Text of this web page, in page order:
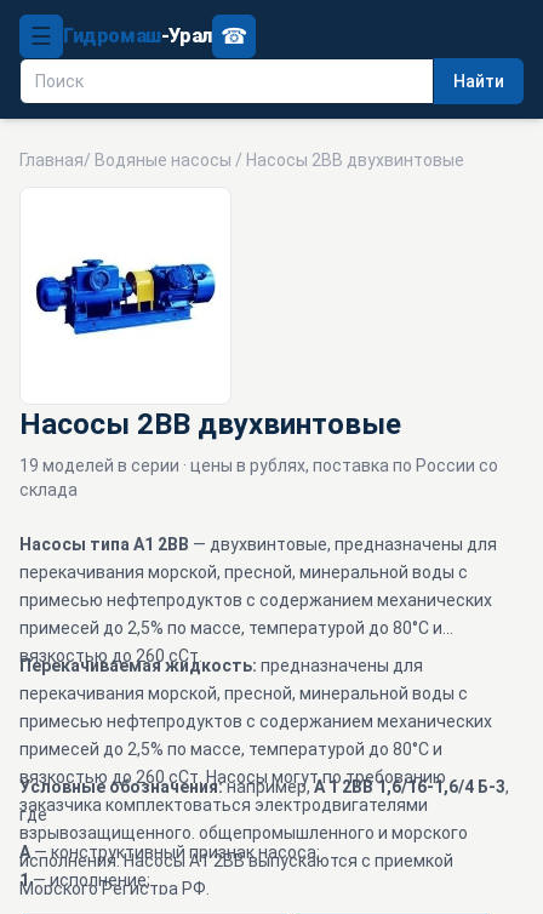
☰ Гидромаш-Урал
Найти
☎
Главная/ Водяные насосы / Насосы 2ВВ двухвинтовые
Насосы 2ВВ двухвинтовые
19 моделей в серии · цены в рублях, поставка по России со
склада
Насосы типа А1 2ВВ — двухвинтовые, предназначены для
перекачивания морской, пресной, минеральной воды с
примесью нефтепродуктов с содержанием механических
примесей до 2,5% по массе, температурой до 80°С и
вязкостью до 260 сСт.
Перекачиваемая жидкость: предназначены для
перекачивания морской, пресной, минеральной воды с
примесью нефтепродуктов с содержанием механических
примесей до 2,5% по массе, температурой до 80°С и
вязкостью до 260 сСт. Насосы могут по требованию
заказчика комплектоваться электродвигателями
взрывозащищенного. общепромышленного и морского
исполнения. Насосы А1 2ВВ выпускаются с приемкой
Морского Регистра РФ.
Условные обозначения:например,А 1 2ВВ 1,6/16-1,6/4 Б-3,
где
А — конструктивный признак насоса;
1— исполнение;